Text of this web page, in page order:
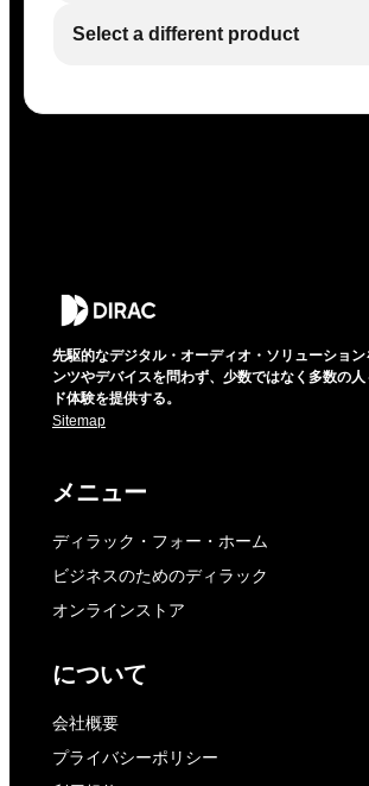
Select a different product
先駆的なデジタル・オーディオ・ソリューショ
ンツやデバイスを問わず、少数ではなく多数の
ド体験を提供する。
Sitemap
メニュー
ディラック・フォー・ホーム
ビジネスのためのディラック
オンラインストア
について
会社概要
プライバシーポリシー